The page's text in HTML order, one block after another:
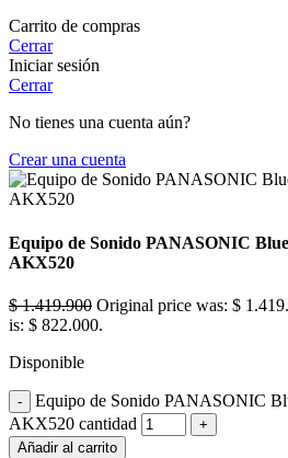
Carrito de compras
Cerrar
Iniciar sesión
Cerrar
No tienes una cuenta aún?
Crear una cuenta
Equipo de Sonido PANASONIC
AKX520
$1.419.900 Original price was: $
is: $ 822.000.
Disponible
Equipo de Sonido PANASONIC
AKX520 cantidad
Añadir al carrito